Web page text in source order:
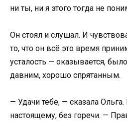
ни ты, ни я этого тогда не
Он стоял и слушал. И
то, что он всё это время
усталость — оказывается,
давним, хорошо спрятанным.
— Удачи тебе, — сказала
настоящему, без горечи. —